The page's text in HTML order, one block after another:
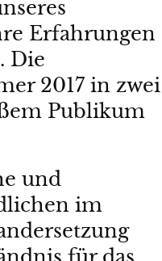
Erfahrungen
Die
2017 in zwei
Publikum
und
im